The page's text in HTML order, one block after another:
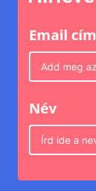
Email cím
Név